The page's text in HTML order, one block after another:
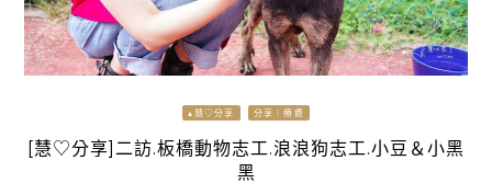
▴慧♡分享 分享｜療癒
[慧♡分享]二訪.板橋動物志工.浪浪狗志工.小豆＆小黑
黑